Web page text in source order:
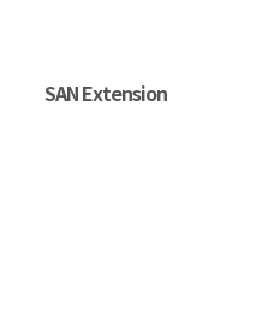
SAN Extension